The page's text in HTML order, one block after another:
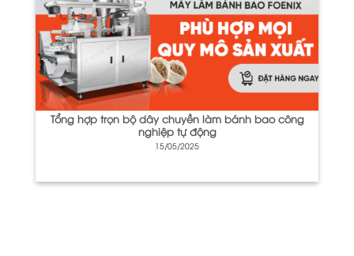
Tổng hợp trọn bộ dây chuyền làm bánh bao công
nghiệp tự động
15/05/2025